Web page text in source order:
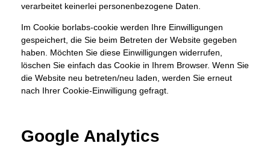
verarbeitet keinerlei personenbezogene Daten.
Im Cookie borlabs-cookie werden Ihre Einwilligungen
gespeichert, die Sie beim Betreten der Website gegeben
haben. Möchten Sie diese Einwilligungen widerrufen,
löschen Sie einfach das Cookie in Ihrem Browser. Wenn Sie
die Website neu betreten/neu laden, werden Sie erneut
nach Ihrer Cookie-Einwilligung gefragt.
Google Analytics